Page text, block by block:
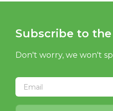
Subscribe to
Don't worry, we won't